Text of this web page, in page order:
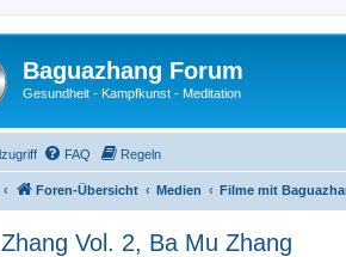
Baguazhang Forum
Gesundheit - Kampfkunst - Meditation
FAQ Regeln
Foren-Übersicht Medien Filme mit
Vol. 2, Ba Mu Zhang